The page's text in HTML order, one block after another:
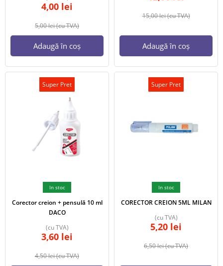
5,00lei(cu TVA)
4,00 lei
Adaugă în coș
15,00lei(cu TVA)
Adaugă în coș
Super Pret
In stoc
Corector creion + pensulă 10 ml
DACO
4,50lei(cu TVA)
3,60 lei
(cu TVA)
Super Pret
In stoc
CORECTOR CREION 5ML MILAN
6,50lei(cu TVA)
5,20 lei
(cu TVA)